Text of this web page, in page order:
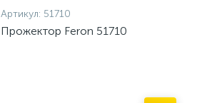
Артикул: 51710
Прожектор Feron 51710